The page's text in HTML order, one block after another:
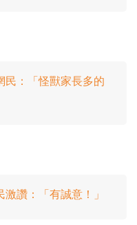
民：「怪獸家長多的
讚：「有誠意！」